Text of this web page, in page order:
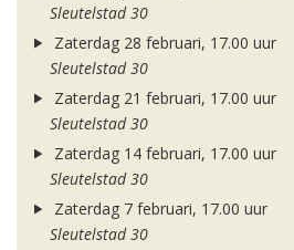
Sleutelstad 30
Zaterdag 28 februari, 17.00 uur
Sleutelstad 30
Zaterdag 21 februari, 17.00 uur
Sleutelstad 30
Zaterdag 14 februari, 17.00 uur
Sleutelstad 30
Zaterdag 7 februari, 17.00 uur
Sleutelstad 30